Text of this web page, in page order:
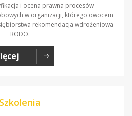
i ocena prawna procesów
w organizacji, którego owocem
rekomendacja wdrożeniowa
RODO.
Szkolenia